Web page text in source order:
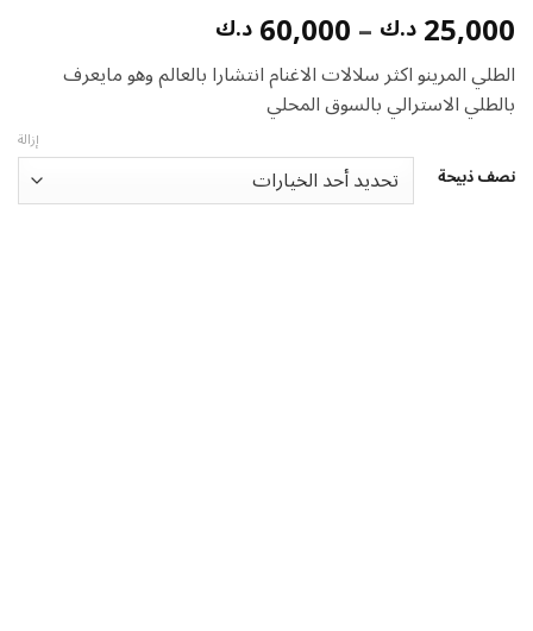
25,000د.ك –
60,000د.كالسعر:
من
خلال
الطلي المرينو اكثر سلالات الاغنام انتشارا بالعالم وهو مايعرف
بالطلي الاسترالي بالسوق المحلي
نصف ذبيحة
إزالة